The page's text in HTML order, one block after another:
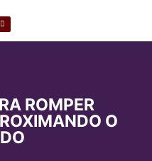
ROMPER
O